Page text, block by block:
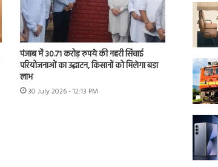
पंजाब में 30.71 करोड़ रुपये की नहरी सिंचाई
परियोजनाओं का उद्घाटन, किसानों को मिलेगा बड़ा
लाभ
30 July 2026 - 12:13 PM